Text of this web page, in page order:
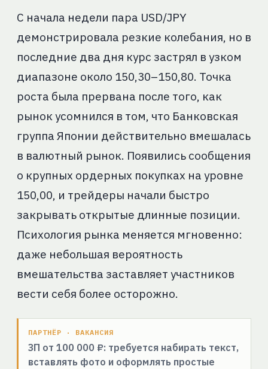
С начала недели пара USD/JPY
демонстрировала резкие колебания, но в
последние два дня курс застрял в узком
диапазоне около 150,30–150,80. Точка
роста была прервана после того, как
рынок усомнился в том, что Банковская
группа Японии действительно вмешалась
в валютный рынок. Появились сообщения
о крупных ордерных покупках на уровне
150,00, и трейдеры начали быстро
закрывать открытые длинные позиции.
Психология рынка меняется мгновенно:
даже небольшая вероятность
вмешательства заставляет участников
вести себя более осторожно.
ПАРТНЁР · ВАКАНСИЯ
ЗП от 100 000 ₽: требуется набирать текст,
вставлять фото и оформлять простые